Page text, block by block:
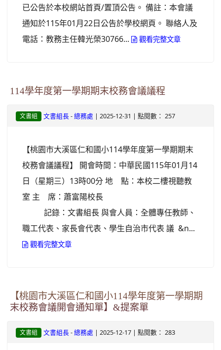
已公告於本校網站首頁/置頂公告。 備註：本會議
通知於115年01月22日公告於學校網頁。 聯絡人及
電話：教務主任韓光榮30766...
觀看完整文章
114學年度第一學期期末校務會議議程
文書組 文書組長- 總務處 | 2025-12-31 | 點閱數： 257
【桃園市大溪區仁和國小114學年度第一學期期末
校務會議議程】 開會時間：中華民國115年01月14
日（星期三）13時00分 地 點：本校二樓視聽教
室 主 席：蕭富陽校長
記錄：文書組長 與會人員：全體專任教師、
職工代表、家長會代表、學生自治市代表 議 &n...
觀看完整文章
【桃園市大溪區仁和國小114學年度第一學期期
末校務會議開會通知單】&提案單
文書組 文書組長- 總務處 | 2025-12-17 | 點閱數： 283